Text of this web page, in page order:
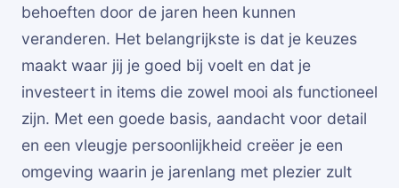
behoeften door de jaren heen kunnen
veranderen. Het belangrijkste is dat je keuzes
maakt waar jij je goed bij voelt en dat je
investeert in items die zowel mooi als functioneel
zijn. Met een goede basis, aandacht voor detail
en een vleugje persoonlijkheid creëer je een
omgeving waarin je jarenlang met plezier zult